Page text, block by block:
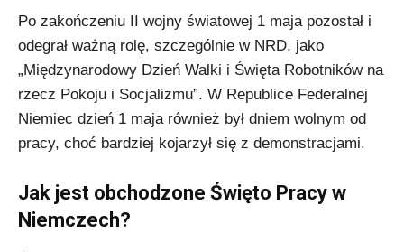
Po zakończeniu II wojny światowej 1 maja pozostał i
odegrał ważną rolę, szczególnie w NRD, jako
„Międzynarodowy Dzień Walki i Święta Robotników na
rzecz Pokoju i Socjalizmu”. W Republice Federalnej
Niemiec dzień 1 maja również był dniem wolnym od
pracy, choć bardziej kojarzył się z demonstracjami.
Jak jest obchodzone Święto Pracy w
Niemczech?